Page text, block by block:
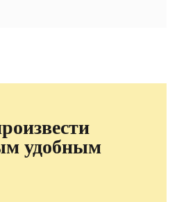
удобным